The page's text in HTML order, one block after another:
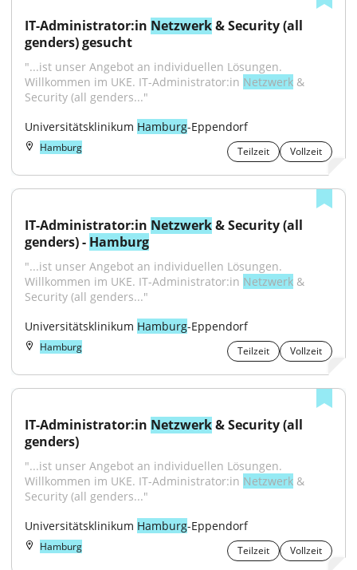
IT-Administrator:in Netzwerk & Security (all
genders) gesucht
"...ist unser Angebot an individuellen Lösungen.
Willkommen im UKE. IT-Administrator:in Netzwerk &
Security (all genders..."
Universitätsklinikum Hamburg-Eppendorf
Hamburg Teilzeit Vollzeit
IT-Administrator:in Netzwerk & Security (all
genders) - Hamburg
"...ist unser Angebot an individuellen Lösungen.
Willkommen im UKE. IT-Administrator:in Netzwerk &
Security (all genders..."
Universitätsklinikum Hamburg-Eppendorf
Hamburg Teilzeit Vollzeit
IT-Administrator:in Netzwerk & Security (all
genders)
"...ist unser Angebot an individuellen Lösungen.
Willkommen im UKE. IT-Administrator:in Netzwerk &
Security (all genders..."
Universitätsklinikum Hamburg-Eppendorf
Hamburg Teilzeit Vollzeit